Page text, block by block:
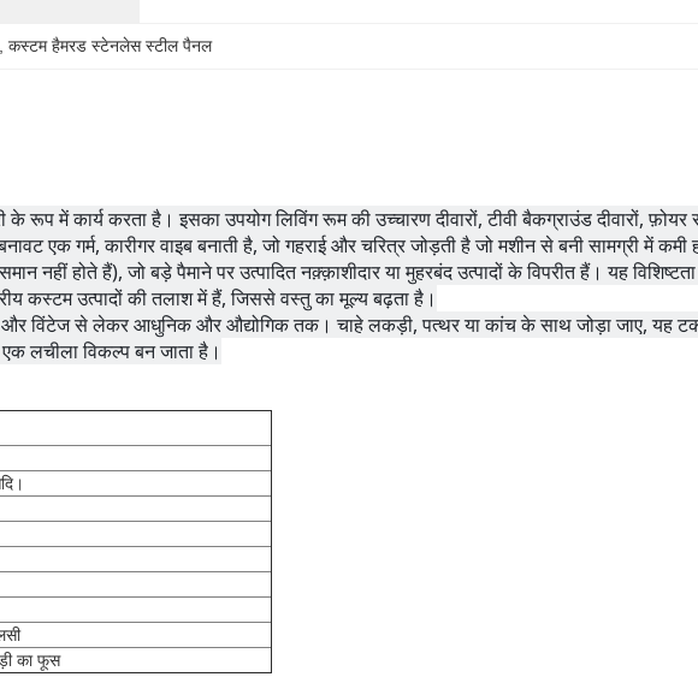
कस्टम हैमरड स्टेनलेस स्टील पैनल
रूप में कार्य करता है। इसका उपयोग लिविंग रूम की उच्चारण दीवारों, टीवी बैकग्राउंड दीवारों,
एक गर्म, कारीगर वाइब बनाती है, जो गहराई और चरित्र जोड़ती है जो मशीन से बनी सामग्री में कमी
होते हैं), जो बड़े पैमाने पर उत्पादित नक़्क़ाशीदार या मुहरबंद उत्पादों के विपरीत हैं। यह
कस्टम उत्पादों की तलाश में हैं, जिससे वस्तु का मूल्य बढ़ता है।
और विंटेज से लेकर आधुनिक और औद्योगिक तक। चाहे लकड़ी, पत्थर या कांच के साथ जोड़ा जाए, यह
लचीला विकल्प बन जाता है।
का फूस